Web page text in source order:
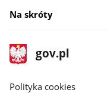
Na skróty
stopka
gov.pl
Strona
gov.pl
gov.pl
Polityka cookies